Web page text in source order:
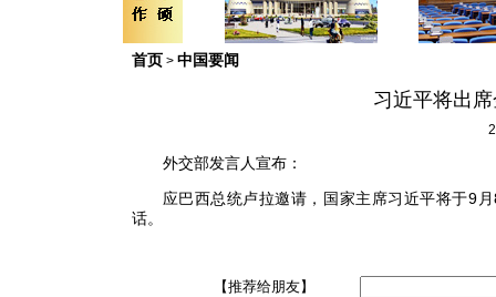
首页 > 中国要闻
习近平将出
外交部发言人宣布：
应巴西总统卢拉邀请，国家主席习近平将于9
话。
【推荐给朋友】